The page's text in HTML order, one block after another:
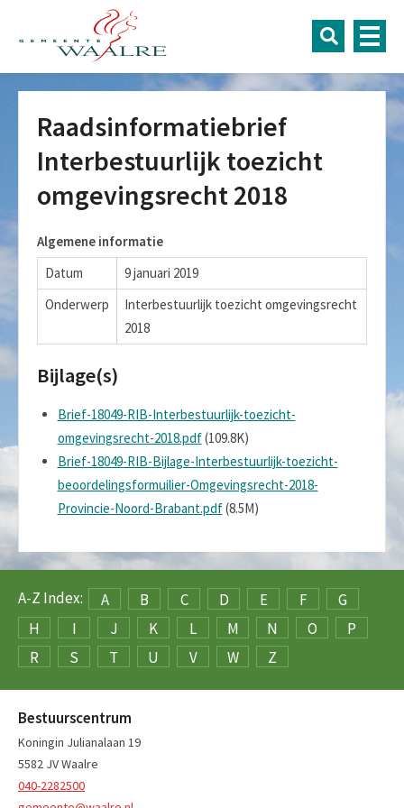
Raadsinformatiebrief
Interbestuurlijk toezicht
omgevingsrecht 2018
Algemene informatie
Datum
9 januari 2019
Onderwerp
Interbestuurlijk toezicht omgevingsrecht
2018
Bijlage(s)
Brief-18049-RIB-Interbestuurlijk-toezicht-
omgevingsrecht-2018.pdf(109.8K)
Brief-18049-RIB-Bijlage-Interbestuurlijk-toezicht-
beoordelingsformuilier-Omgevingsrecht-2018-
Provincie-Noord-Brabant.pdf(8.5M)
A-Z Index: A B C D E F
G
H
I J K L M N O
P
R
S T U V W Z
Bestuurscentrum
Koningin Julianalaan 19
5582 JV Waalre
040-2282500